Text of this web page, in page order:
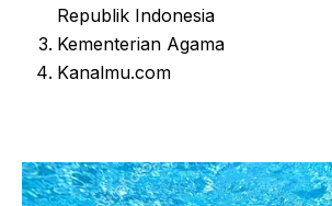
Republik Indonesia
Kementerian Agama
Kanalmu.com